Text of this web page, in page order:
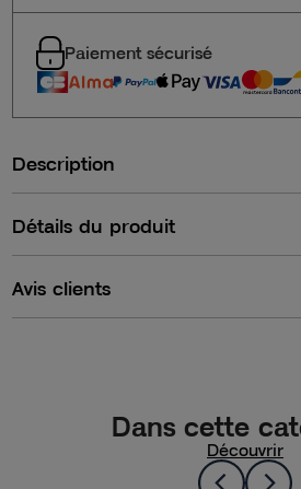
Paiement sécurisé
Description
Détails du produit
Avis clients
Dans cette
Découvrir